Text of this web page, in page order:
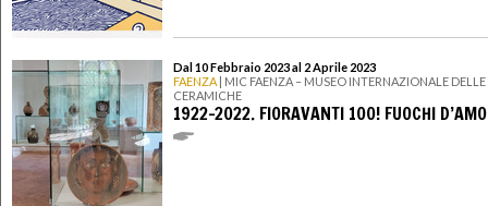
Dal 10 Febbraio 2023 al 2 Aprile 2023
FAENZA | MIC FAENZA – MUSEO INTERNAZIONALE DELLE
CERAMICHE
1922-2022. FIORAVANTI 100! FUOCHI